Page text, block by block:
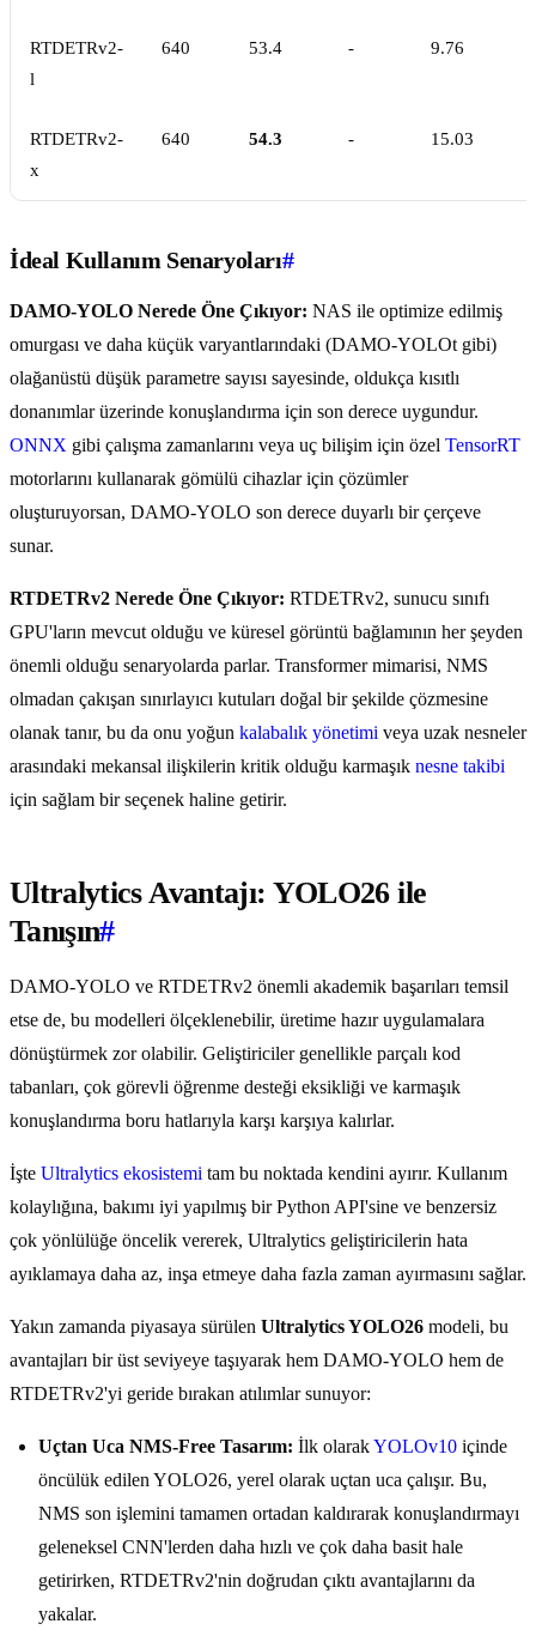
RTDETRv2-
l
640 53.4 - 9.76
RTDETRv2-
x
640 54.3 - 15.03
İdeal Kullanım Senaryoları#
DAMO-YOLO Nerede Öne Çıkıyor: NAS ile optimize edilmiş
omurgası ve daha küçük varyantlarındaki (DAMO-YOLOt gibi)
olağanüstü düşük parametre sayısı sayesinde, oldukça kısıtlı
donanımlar üzerinde konuşlandırma için son derece uygundur.
ONNX gibi çalışma zamanlarını veya uç bilişim için özel TensorRT
motorlarını kullanarak gömülü cihazlar için çözümler
oluşturuyorsan, DAMO-YOLO son derece duyarlı bir çerçeve
sunar.
RTDETRv2 Nerede Öne Çıkıyor: RTDETRv2, sunucu sınıfı
GPU'ların mevcut olduğu ve küresel görüntü bağlamının her şeyden
önemli olduğu senaryolarda parlar. Transformer mimarisi, NMS
olmadan çakışan sınırlayıcı kutuları doğal bir şekilde çözmesine
olanak tanır, bu da onu yoğun kalabalık yönetimi veya uzak nesneler
arasındaki mekansal ilişkilerin kritik olduğu karmaşık nesne takibi
için sağlam bir seçenek haline getirir.
Ultralytics Avantajı: YOLO26 ile
Tanışın#
DAMO-YOLO ve RTDETRv2 önemli akademik başarıları temsil
etse de, bu modelleri ölçeklenebilir, üretime hazır uygulamalara
dönüştürmek zor olabilir. Geliştiriciler genellikle parçalı kod
tabanları, çok görevli öğrenme desteği eksikliği ve karmaşık
konuşlandırma boru hatlarıyla karşı karşıya kalırlar.
İşte Ultralytics ekosistemi tam bu noktada kendini ayırır. Kullanım
kolaylığına, bakımı iyi yapılmış bir Python API'sine ve benzersiz
çok yönlülüğe öncelik vererek, Ultralytics geliştiricilerin hata
ayıklamaya daha az, inşa etmeye daha fazla zaman ayırmasını sağlar.
Yakın zamanda piyasaya sürülen Ultralytics YOLO26 modeli, bu
avantajları bir üst seviyeye taşıyarak hem DAMO-YOLO hem de
RTDETRv2'yi geride bırakan atılımlar sunuyor:
Uçtan Uca NMS-Free Tasarım: İlk olarakYOLOv10 içinde
öncülük edilen YOLO26, yerel olarak uçtan uca çalışır. Bu,
NMS son işlemini tamamen ortadan kaldırarak konuşlandırmayı
geleneksel CNN'lerden daha hızlı ve çok daha basit hale
getirirken, RTDETRv2'nin doğrudan çıktı avantajlarını da
yakalar.